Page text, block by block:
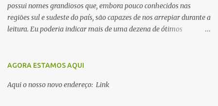
possui nomes grandiosos que, embora pouco conhecidos nas
regiões sul e sudeste do país, são capazes de nos arrepiar durante a
leitura. Eu poderia indicar mais de uma dezena de ótimos
1. Dalcídio Jurandir Nascido na cidade de Ponta de Pedras, Ilha do
dos quais 10 formam o chamado Ciclo do Extremo Norte -- uma
AGORA ESTAMOS AQUI
Aqui o nosso novo endereço: Link